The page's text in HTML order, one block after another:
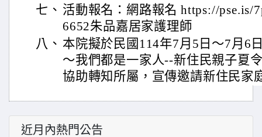
七、 活動報名：網路報名 https://pse.is/
6652朱品嘉居家護理師
八、 本院擬於民國114年7月5日～7月6
～我們都是一家人--新住民親子夏
協助轉知所屬，宣傳邀請新住民家
近月內熱門公告